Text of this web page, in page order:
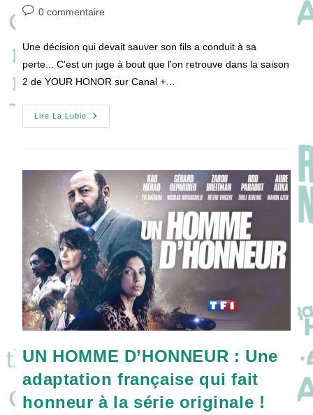
de
publiée :
Commentaires
0 commentaire
Une décision qui devait sauver son fils a conduit à sa
perte... C'est un juge à bout que l'on retrouve dans la saison
2 de YOUR HONOR sur Canal +…
Lire La Lubie
YOUR
HONOR
Ce
Qu’un
Juge
Peut
Connaître
La
Rédemption
?
UN HOMME D’HONNEUR : Une
adaptation française qui fait
honneur à la série originale !